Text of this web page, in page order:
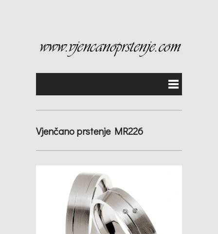
Vjenčano prstenje MR226